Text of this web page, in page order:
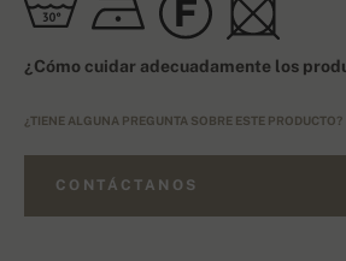
¿Cómo cuidar adecuadamente los
¿TIENE ALGUNA PREGUNTA SOBRE ESTE PRODUCTO?
CONTÁCTANOS